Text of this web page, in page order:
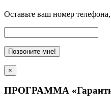
Оставьте ваш номер
Позвоните мне!
×
ПРОГРАММА